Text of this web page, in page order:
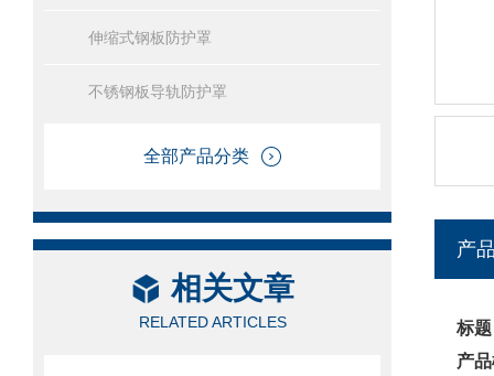
伸缩式钢板防护罩
不锈钢板导轨防护罩
全部产品分类
相关文章
RELATED ARTICLES
产
标
产